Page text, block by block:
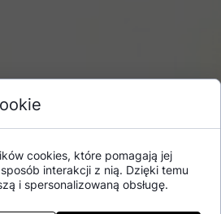
cookies, które pomagają jej
interakcji z nią. Dzięki temu
i spersonalizowaną obsługę.